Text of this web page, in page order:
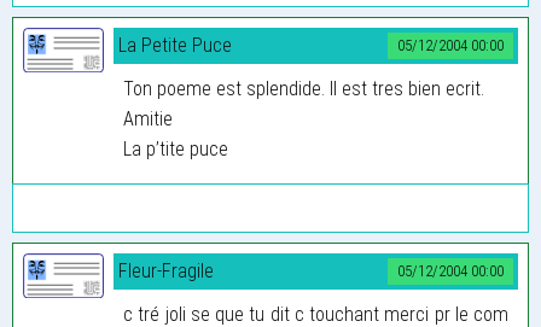
05/12/2004 00:00
La Petite Puce
Ton poeme est splendide. Il est tres bien ecrit.
Amitie
La p’tite puce
05/12/2004 00:00
Fleur-Fragile
c tré joli se que tu dit c touchant merci pr le com